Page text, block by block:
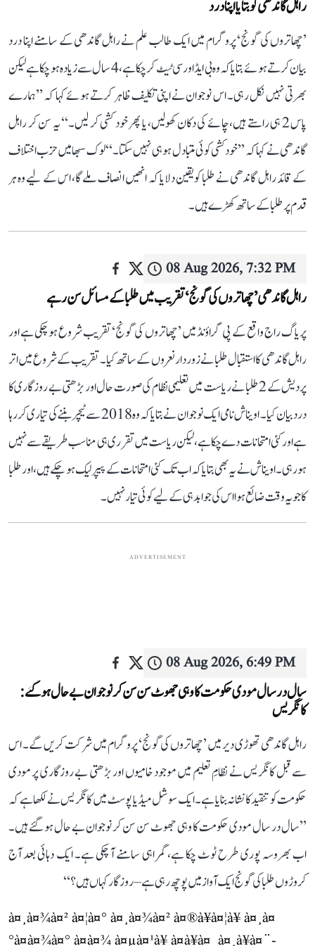
راہل گاندھی کو بتایا اپنا درد
’چھاتروں کی گونج‘ پروگرام میں ایک طالب علم نے راہل گاندھی کے سامنے اپنا درد
بیان کرتے ہوئے بتایا کہ وہ بی ایڈ اور سی ٹیٹ کر چکا ہے، 4 سال سے زیادہ ہو چکا ہے لیکن
بھرتی نہیں نکل رہی۔ اس نوجوان نے اپنی تکلیف ظاہر کرتے ہوئے کہا کہ ’’ہمارے
پاس 2 ہی راستے ہیں، چائے کی دکان کھولیں، یا پھر خود کشی کر لیں۔‘‘ یہ سن کر راہل
گاندھی نے کہا کہ ’’خودکشی کوئی متبادل ہو ہی نہیں سکتا۔‘‘ لوک سبھا میں حزب اختلاف
کے قائد راہل گاندھی نے طلبا کو یقین دلایا کہ انھیں انصاف ملے گا، اس کے لیے وہ ہر
قدم پر طلبا کے ساتھ کھڑے ہیں۔
08 Aug 2026, 7:32 PM
راہل گاندھی ’چھاتروں کی گونج‘ تقریب میں طلبا کے مسائل سن رہے
پریاگ راج واقع کے پی گراؤنڈ میں ’چھاتروں کی گونج‘ تقریب شروع ہو چکی ہے اور
راہل گاندھی کا استقبال طلبا نے زوردار نعروں کے ساتھ کیا۔ تقریب کے شروع میں اتر
پردیش کے 2 طلبا نے ریاست میں تعلیمی نظام کی صورت حال اور بڑھتی بے روزگاری کا
درد بیان کیا۔ اویناش نامی ایک نوجوان نے بتایا کہ وہ 2018 سے ٹیچر بننے کی تیاری کر رہا
ہے اور کئی امتحانات دے چکا ہے، لیکن ریاست میں تقرری ہی مناسب طریقے سے نہیں
ہو رہی۔ اویناش نے یہ بھی بتایا کہ اب تک کئی امتحانات کے پیپر لیک ہو چکے ہیں، اور طلبا
کا جو یہ وقت ضائع ہوا اس کی جوابدہی کے لیے کوئی تیار نہیں۔
ADVERTISEMENT
08 Aug 2026, 6:49 PM
سال در سال مودی حکومت کا وہی جھوٹ سن سن کر نوجوان بے حال ہو گئے:
کانگریس
راہل گاندھی تھوڑی دیر میں ’چھاتروں کی گونج‘ پروگرام میں شرکت کریں گے۔ اس
سے قبل کانگریس نے نظامِ تعلیم میں موجود خامیوں اور بڑھتی بے روزگاری پر مودی
حکومت کو تنقید کا نشانہ بنایا ہے۔ ایک سوشل میڈیا پوسٹ میں کانگریس نے لکھا ہے کہ
’’سال در سال مودی حکومت کا وہی جھوٹ سن سن کر نوجوان بے حال ہو گئے ہیں۔
اب بھروسہ پوری طرح ٹوٹ چکا ہے، گمراہی سامنے آ چکی ہے۔ ایک دہائی بعد آج
کروڑوں طلبا کی گونج ایک آواز میں پوچھ رہی ہے– روزگار کہاں ہیں؟‘‘
à¤¸à¤¾à¤² à¤¦à¤° à¤¸à¤¾à¤² à¤®à¥à¤¦à¥ à¤¸à¤
°à¤à¤¾à¤° à¤à¤¾ à¤µà¤¹à¥ à¤à¥à¤ à¤¸à¥à¤¨-